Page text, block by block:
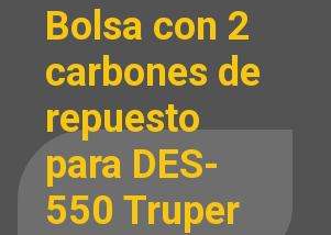
Bolsa con 2
carbones de
repuesto
para DES-
550 Truper